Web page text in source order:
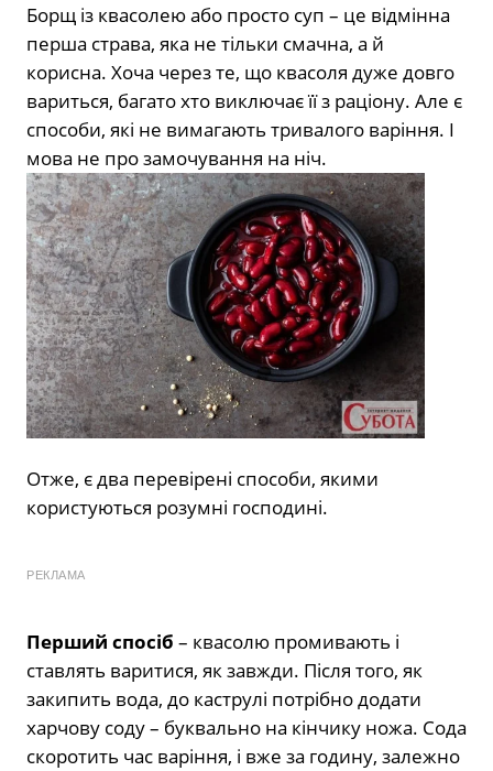
Борщ із квасолею або просто суп – це відмінна
перша страва, яка не тільки смачна, а й
корисна. Хоча через те, що квасоля дуже довго
вариться, багато хто виключає її з раціону. Але є
способи, які не вимагають тривалого варіння. І
мова не про замочування на ніч.
Отже, є два перевірені способи, якими
користуються розумні господині.
РЕКЛАМА
Перший спосіб – квасолю промивають і
ставлять варитися, як завжди. Після того, як
закипить вода, до каструлі потрібно додати
харчову соду – буквально на кінчику ножа. Сода
скоротить час варіння, і вже за годину, залежно